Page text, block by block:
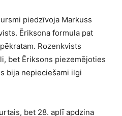
piedzīvoja Markuss
Ēriksona formula pat
Rozenkvists
bet Ēriksons piezemējoties
bija nepieciešami ilgi
bet 28. aplī apdzina